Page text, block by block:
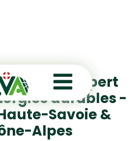
74 | Expert
durables -
Savoie &
Alpes